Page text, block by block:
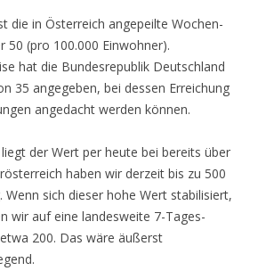
die in Österreich angepeilte Wochen-
50 (pro 100.000 Einwohner).
hat die Bundesrepublik Deutschland
35 angegeben, bei dessen Erreichung
angedacht werden können.
der Wert per heute bei bereits über
haben wir derzeit bis zu 500
Wenn sich dieser hohe Wert stabilisiert,
wir auf eine landesweite 7-Tages-
200. Das wäre äußerst